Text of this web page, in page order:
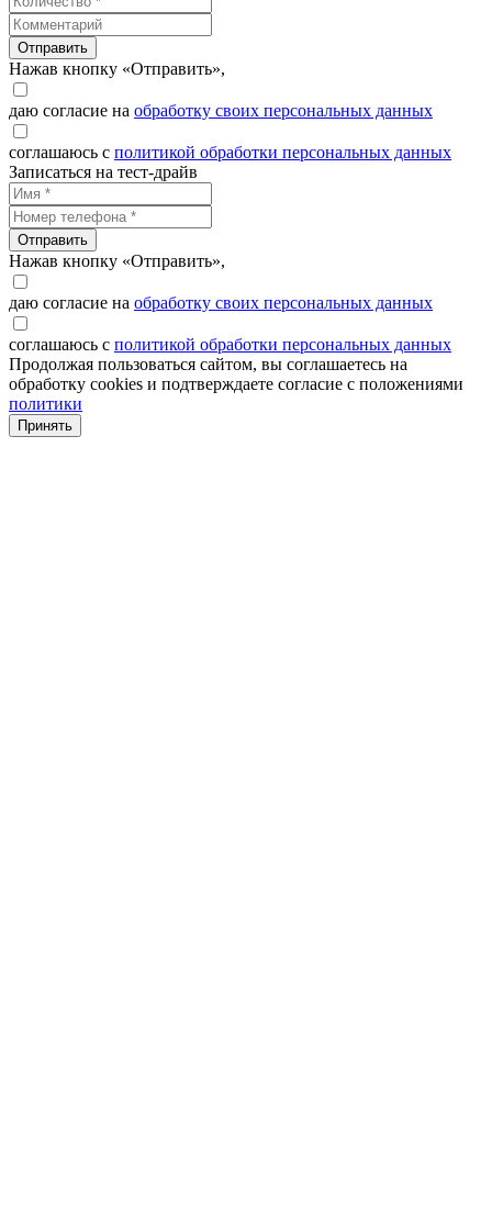
Отправить
Нажав кнопку «Отправить»,
даю согласие на обработку своих персональных данных
соглашаюсь с политикой обработки персональных данных
Записаться на тест-драйв
Отправить
Нажав кнопку «Отправить»,
даю согласие на обработку своих персональных данных
соглашаюсь с политикой обработки персональных данных
Продолжая пользоваться сайтом, вы соглашаетесь на
обработку cookies и подтверждаете согласие с положениями
политики
Принять